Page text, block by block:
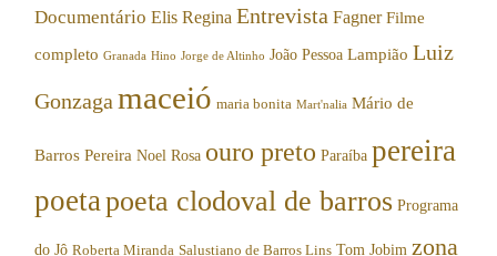
Documentário Elis Regina Entrevista Fagner Filme
completo Granada Hino Jorge de Altinho João Pessoa Lampião Luiz
Gonzaga maceió maria bonita Mart'nalia Mário de
Barros Pereira Noel Rosa ouro preto Paraíba pereira
poetapoeta clodoval de barros Programa
do Jô Roberta Miranda Salustiano de Barros Lins Tom Jobim zona